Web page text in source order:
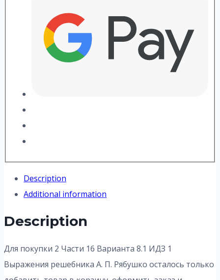
Description
Additional information
Description
Для покупки 2 Части 16 Варианта 8.1 ИДЗ 1
Выражения решебника А. П. Рябушко осталось только